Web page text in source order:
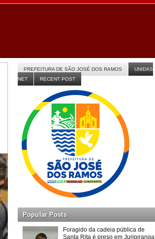
PREFEITURA DE SÃO JOSÉ DOS RAMOS
UNIDAS
NET
RECENT POST
Popular Posts
Foragido da cadeia pública de
Santa Rita é preso em Juripiranga